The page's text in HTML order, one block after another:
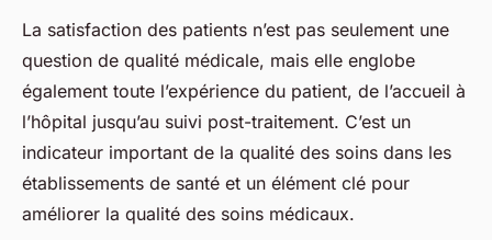
La satisfaction des patients n’est pas seulement une
question de qualité médicale, mais elle englobe
également toute l’expérience du patient, de l’accueil à
l’hôpital jusqu’au suivi post-traitement. C’est un
indicateur important de la qualité des soins dans les
établissements de santé et un élément clé pour
améliorer la qualité des soins médicaux.